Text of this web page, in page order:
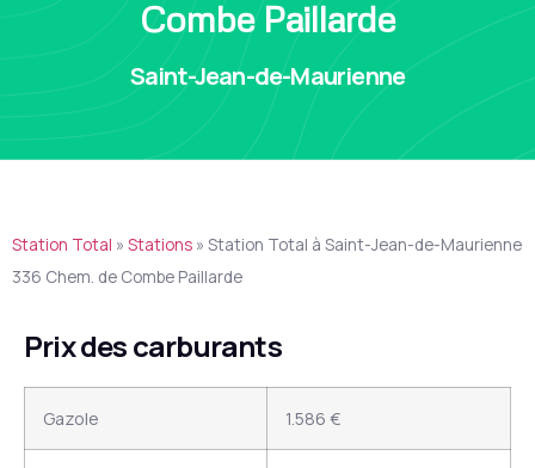
Combe Paillarde
Saint-Jean-de-Maurienne
Station Total » Stations » Station Total à Saint-Jean-de-Maurienne
336 Chem. de Combe Paillarde
Prix des carburants
Gazole 1.586 €